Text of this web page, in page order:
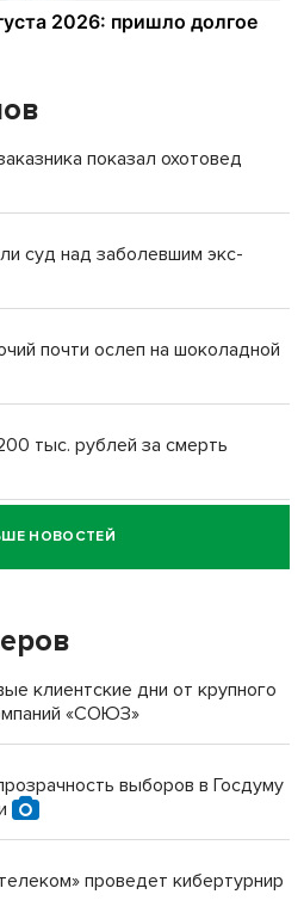
показал охотовед
суд над заболевшим экс-
почти ослеп на шоколадной
тыс. рублей за смерть
водителя за смерть
НОВОСТЕЙ
клиентские дни от крупного
«СОЮЗ»
выборов в Госдуму
проведет кибертурнир